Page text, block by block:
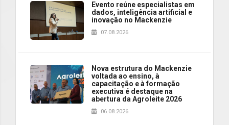
Evento reúne especialistas em
dados, inteligência artificial e
inovação no Mackenzie
07.08.2026
Nova estrutura do Mackenzie
voltada ao ensino, à
capacitação e à formação
executiva é destaque na
abertura da Agroleite 2026
06.08.2026